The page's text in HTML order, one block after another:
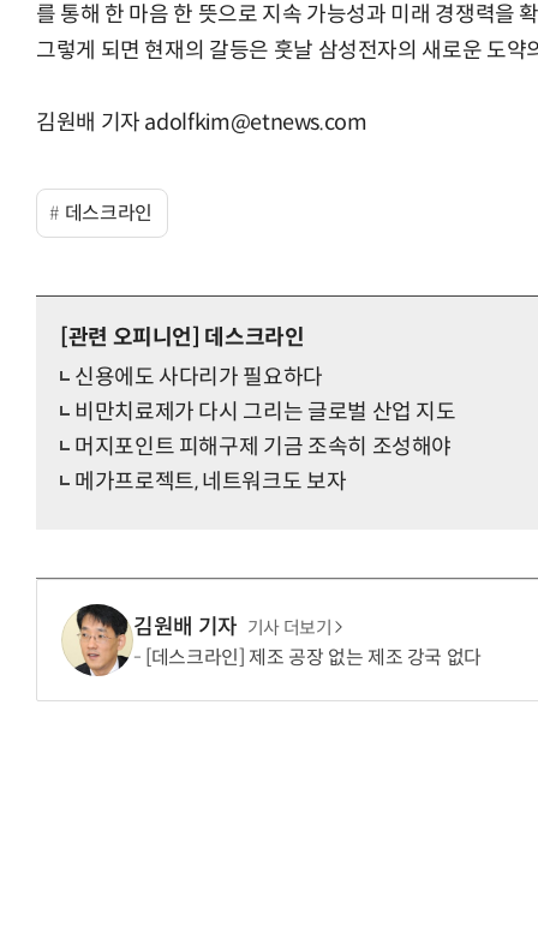
를 통해 한 마음 한 뜻으로 지속 가능성과 미래 경쟁력을
그렇게 되면 현재의 갈등은 훗날 삼성전자의 새로운 도약
김원배 기자 adolfkim@etnews.com
데스크라인
[관련 오피니언] 데스크라인
신용에도 사다리가 필요하다
비만치료제가 다시 그리는 글로벌 산업 지도
머지포인트 피해구제 기금 조속히 조성해야
메가프로젝트, 네트워크도 보자
김원배 기자 기사 더보기
[데스크라인] 제조 공장 없는 제조 강국 없다